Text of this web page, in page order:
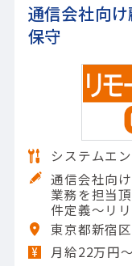
通信会社向
保守
システムエ
通信会社向
業務を担当
件定義～リ
実施・運用
るが、基本
務は新規業
東京都新宿区